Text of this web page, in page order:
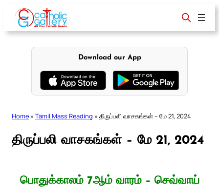
content
Download our App
Home » Tamil Mass Reading » திருப்பலி வாசகங்கள் – மே 21, 2024
திருப்பலி வாசகங்கள் – மே 21, 2024
பொதுக்காலம் 7ஆம் வாரம் – செவ்வாய்